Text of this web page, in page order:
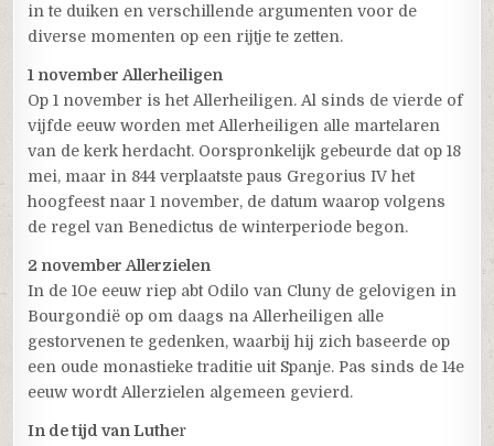
in te duiken en verschillende argumenten voor de
diverse momenten op een rijtje te zetten.
1 november Allerheiligen
Op 1 november is het Allerheiligen. Al sinds de vierde of
vijfde eeuw worden met Allerheiligen alle martelaren
van de kerk herdacht. Oorspronkelijk gebeurde dat op 18
mei, maar in 844 verplaatste paus Gregorius IV het
hoogfeest naar 1 november, de datum waarop volgens
de regel van Benedictus de winterperiode begon.
2 november Allerzielen
In de 10e eeuw riep abt Odilo van Cluny de gelovigen in
Bourgondië op om daags na Allerheiligen alle
gestorvenen te gedenken, waarbij hij zich baseerde op
een oude monastieke traditie uit Spanje. Pas sinds de 14e
eeuw wordt Allerzielen algemeen gevierd.
In de tijd van Luther